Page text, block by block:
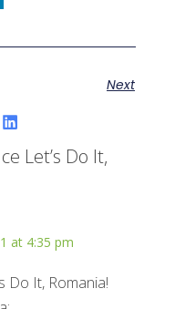
Next
Let’s Do It,
at 4:35 pm
Do It, Romania!